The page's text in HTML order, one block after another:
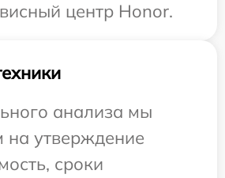
центр Honor.
анализа мы
на утверждение
сроки